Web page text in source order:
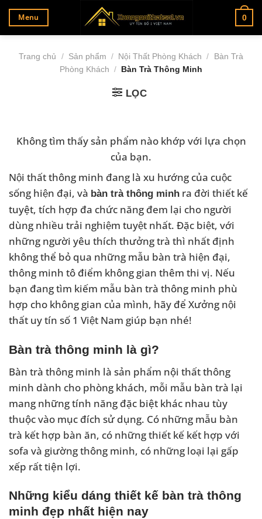
Bỏ
qua
nội
dung
Menu 0
Trang chủ / Sản phẩm / Nội Thất Phòng Khách /
Bàn Trà
Phòng Khách / Bàn Trà Thông Minh
LỌC
Không tìm thấy sản phẩm nào khớp với lựa chọn
của bạn.
Nội thất thông minh đang là xu hướng của cuộc
sống hiện đại, và bàn trà thông minh ra đời thiết kế
tuyệt, tích hợp đa chức năng đem lại cho người
dùng nhiều trải nghiệm tuyệt nhất. Đặc biệt, với
những người yêu thích thưởng trà thì nhất định
không thể bỏ qua những mẫu bàn trà hiện đại,
thông minh tô điểm không gian thêm thi vị. Nếu
bạn đang tìm kiếm mẫu bàn trà thông minh phù
hợp cho không gian của mình, hãy để Xưởng nội
thất uy tín số 1 Việt Nam giúp bạn nhé!
Bàn trà thông minh là gì?
Bàn trà thông minh là sản phẩm nội thất thông
minh dành cho phòng khách, mỗi mẫu bàn trà lại
mang những tính năng đặc biệt khác nhau tùy
thuộc vào mục đích sử dụng. Có những mẫu bàn
trà kết hợp bàn ăn, có những thiết kế kết hợp với
sofa và giường thông minh, có những loại lại gấp
xếp rất tiện lợi.
Những kiểu dáng thiết kế bàn trà thông
minh đẹp nhất hiện nay